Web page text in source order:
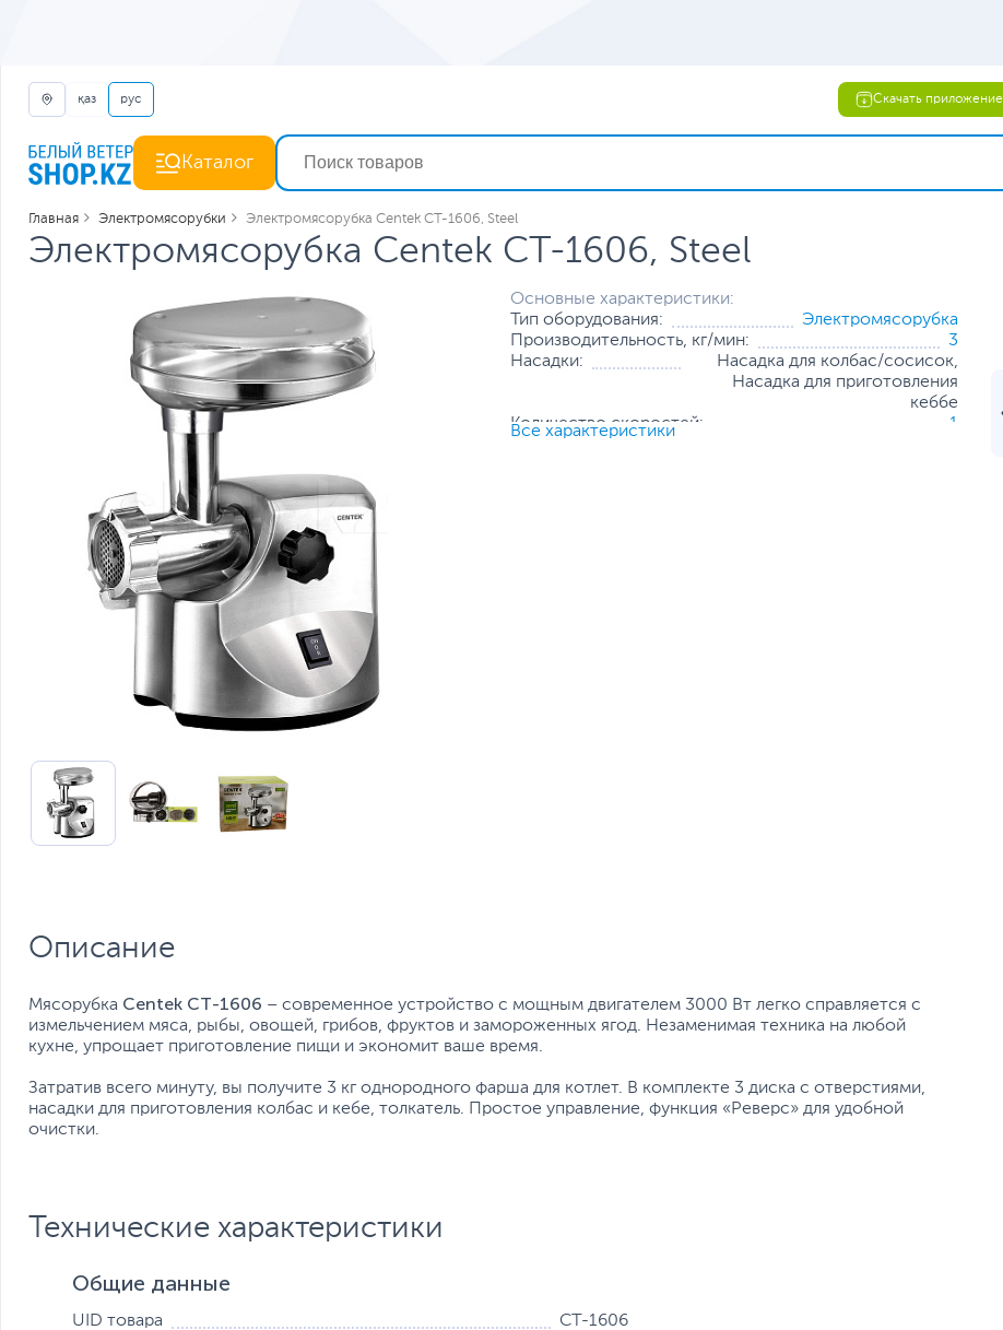
қаз рус Скачать приложение
Каталог
Главная Электромясорубки Электромясорубка Centek CT-1606, Steel
Электромясорубка Centek CT-1606, Steel
Основные характеристики:
Тип оборудования:
Электромясорубка
Производительность, кг/мин:
3
Насадки:
Насадка для колбас/сосисок,
Насадка для приготовления
кеббе
Количество скоростей:
1
Все характеристики
Описание
Мясорубка Centek CT-1606 – современное устройство с мощным двигателем 3000 Вт легко справляется с
измельчением мяса, рыбы, овощей, грибов, фруктов и замороженных ягод. Незаменимая техника на любой
кухне, упрощает приготовление пищи и экономит ваше время.
Затратив всего минуту, вы получите 3 кг однородного фарша для котлет. В комплекте 3 диска с отверстиями,
насадки для приготовления колбас и кебе, толкатель. Простое управление, функция «Реверс» для удобной
очистки.
Технические характеристики
Общие данные
UID товара
CT-1606